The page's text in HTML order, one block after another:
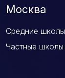
Москва
Средние школы
Частные школы